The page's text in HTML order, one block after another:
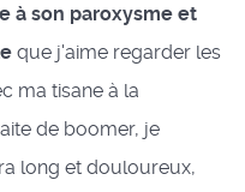
à son paroxysme et
que j'aime regarder les
ma tisane à la
de boomer, je
long et douloureux,